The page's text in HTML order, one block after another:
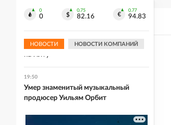
0
0
0.75
82.16
0.77
94.83
НОВОСТИ НОВОСТИ КОМПАНИЙ
известно об атаке украинского БЭКа
на Ялту
19:50
Умер знаменитый музыкальный
продюсер Уильям Орбит